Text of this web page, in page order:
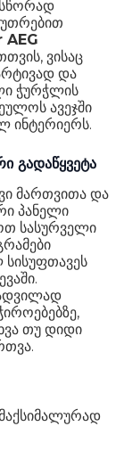
86.5 x 59.6 x 56 სმ
ვისაც
და
ჭურჭლის
ავეჯში
ინტერიერს.
გადაწყვეტა
მართვითა და
პანელი
სასურველი
თუ დიდი